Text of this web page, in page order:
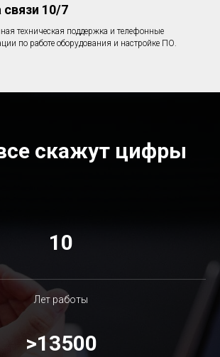
10/7
техническая поддержка и телефонные
по работе оборудования и настройке ПО.
скажут цифры
10
Лет работы
>13500